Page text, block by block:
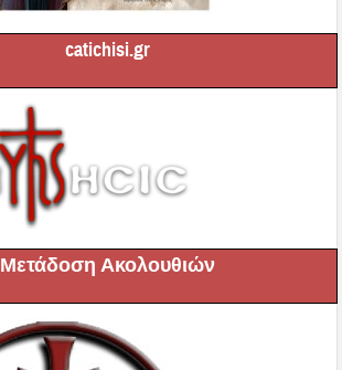
catichisi.gr
Μετάδοση Ακολουθιών